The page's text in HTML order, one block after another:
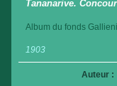
Tananarive.
Album du fonds
1903
Auteur :